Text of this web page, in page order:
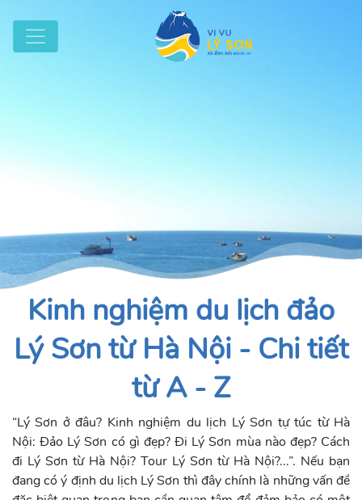
Kinh nghiệm du lịch đảo
Lý Sơn từ Hà Nội - Chi tiết
từ A - Z
“Lý Sơn ở đâu? Kinh nghiệm du lịch Lý Sơn tự túc từ Hà
Nội: Đảo Lý Sơn có gì đẹp? Đi Lý Sơn mùa nào đẹp? Cách
đi Lý Sơn từ Hà Nội? Tour Lý Sơn từ Hà Nội?...”. Nếu bạn
đang có ý định du lịch Lý Sơn thì đây chính là những vấn đề